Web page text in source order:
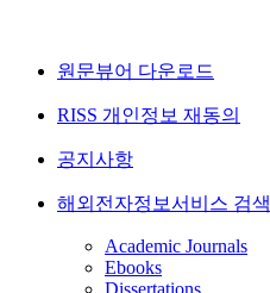
원문뷰어 다운로드
RISS 개인정보 재동의
공지사항
해외전자정보서비스 검색
Academic Journals
Ebooks
Dissertations